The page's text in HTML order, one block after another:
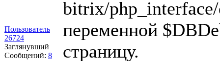
Пользователь
26724
Заглянувший
Сообщений: 8
bitrix/php_interface/
переменной
страницу.